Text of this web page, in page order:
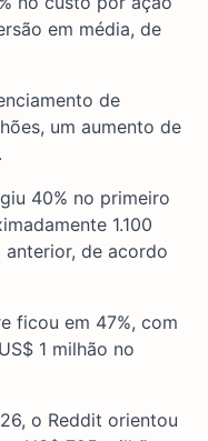
em média, de
de
um aumento de
40% no primeiro
1.100
de acordo
ficou em 47%, com
1 milhão no
o Reddit orientou